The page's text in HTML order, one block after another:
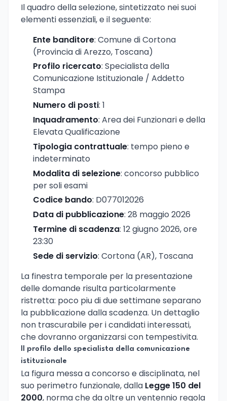
Il quadro della selezione, sintetizzato nei suoi
elementi essenziali, e il seguente:
Ente banditore: Comune di Cortona
(Provincia di Arezzo, Toscana)
Profilo ricercato: Specialista della
Comunicazione Istituzionale / Addetto
Stampa
Numero di posti: 1
Inquadramento: Area dei Funzionari e della
Elevata Qualificazione
Tipologia contrattuale: tempo pieno e
indeterminato
Modalita di selezione: concorso pubblico
per soli esami
Codice bando: D077012026
Data di pubblicazione: 28 maggio 2026
Termine di scadenza: 12 giugno 2026, ore
23:30
Sede di servizio: Cortona (AR), Toscana
La finestra temporale per la presentazione
delle domande risulta particolarmente
ristretta: poco piu di due settimane separano
la pubblicazione dalla scadenza. Un dettaglio
non trascurabile per i candidati interessati,
che dovranno organizzarsi con tempestivita.
Il profilo dello specialista della comunicazione
istituzionale
La figura messa a concorso e disciplinata, nel
suo perimetro funzionale, dalla Legge 150 del
2000, norma che da oltre un ventennio regola